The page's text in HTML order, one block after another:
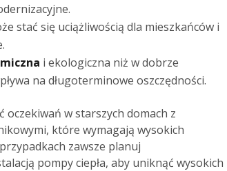
stać się uciążliwością dla mieszkańców i
i ekologiczna niż w dobrze
na długoterminowe oszczędności.
oczekiwań w starszych domach z
które wymagają wysokich
zawsze planuj
pompy ciepła, aby uniknąć wysokich